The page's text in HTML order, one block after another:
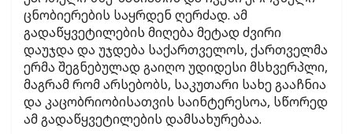
ცნობიერების საყრდენ ღერძად. ამ
გადაწყვეტილების მიღება მეტად ძვირი
დაუჯდა და უჯდება საქართველოს, ქართველმა
ერმა შეგნებულად გაიღო უდიდესი მსხვერპლი,
მაგრამ რომ არსებობს, საკუთარი სახე გააჩნია
და კაცობრიობისათვის საინტერესოა, სწორედ
ამ გადაწყვეტილების დამსახურებაა.